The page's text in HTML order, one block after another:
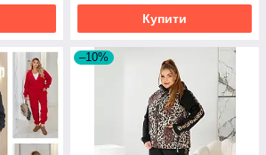
Купити
–10%